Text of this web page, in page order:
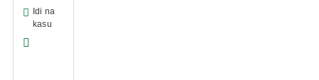
Idi na
kasu